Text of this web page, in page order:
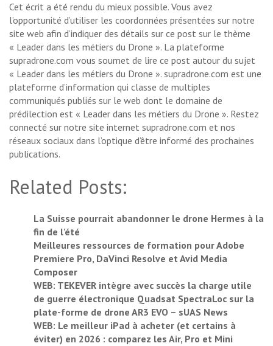
Cet écrit a été rendu du mieux possible. Vous avez
l’opportunité d’utiliser les coordonnées présentées sur notre
site web afin d’indiquer des détails sur ce post sur le thème
« Leader dans les métiers du Drone ». La plateforme
supradrone.com vous soumet de lire ce post autour du sujet
« Leader dans les métiers du Drone ». supradrone.com est une
plateforme d’information qui classe de multiples
communiqués publiés sur le web dont le domaine de
prédilection est « Leader dans les métiers du Drone ». Restez
connecté sur notre site internet supradrone.com et nos
réseaux sociaux dans l’optique d’être informé des prochaines
publications.
Related Posts:
La Suisse pourrait abandonner le drone Hermes à la
fin de l’été
Meilleures ressources de formation pour Adobe
Premiere Pro, DaVinci Resolve et Avid Media
Composer
WEB: TEKEVER intègre avec succès la charge utile
de guerre électronique Quadsat SpectraLoc sur la
plate-forme de drone AR3 EVO – sUAS News
WEB: Le meilleur iPad à acheter (et certains à
éviter) en 2026 : comparez les Air, Pro et Mini